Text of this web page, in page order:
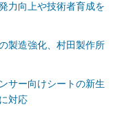
力向上や技術者育成を
製造強化、村田製作所
サー向けシートの新生
対応